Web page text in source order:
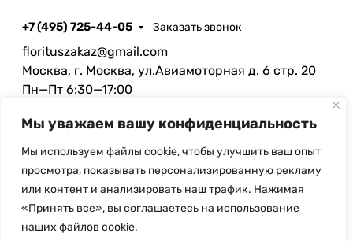
Мы уважаем вашу конфиденциальность
Мы используем файлы cookie, чтобы улучшить ваш опыт
просмотра, показывать персонализированную рекламу
или контент и анализировать наш трафик. Нажимая
«Принять все», вы соглашаетесь на использование
наших файлов cookie.
+7 (495) 725-44-05 Заказать звонок
florituszakaz@gmail.com
Москва, г. Москва, ул.Авиамоторная д. 6 стр. 20
Пн—Пт 6:30—17:00
© Copyright, 2026 Floritus.com - оптовая продажа
искусственных цветов и ритуальных
принадлежностей. При использовании материалов с